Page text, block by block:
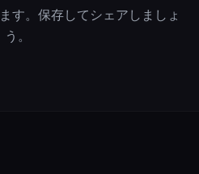
す。保存してシェアしましょ
う。